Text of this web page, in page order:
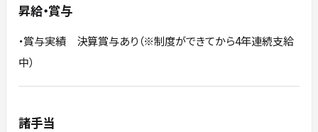
昇給・賞与
・賞与実績 決算賞与あり（※制度ができてから4年連続支給
中）
諸手当